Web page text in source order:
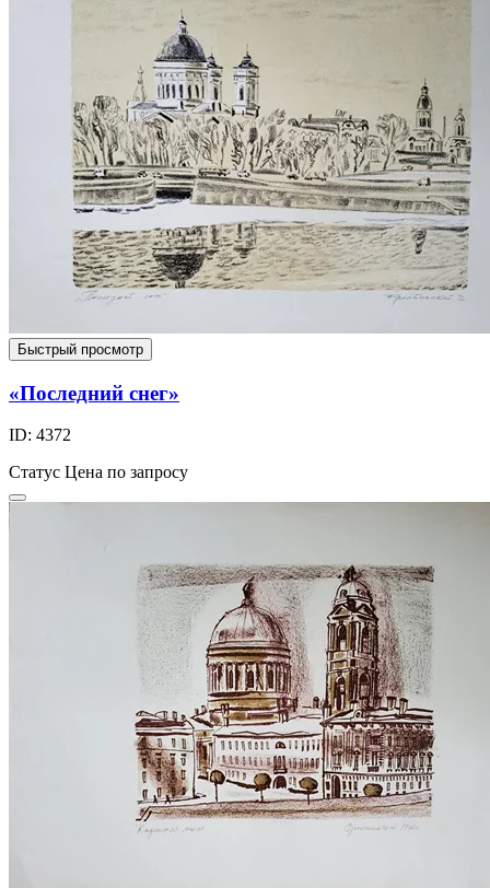
Быстрый просмотр
«Последний снег»
ID: 4372
Статус Цена по запросу